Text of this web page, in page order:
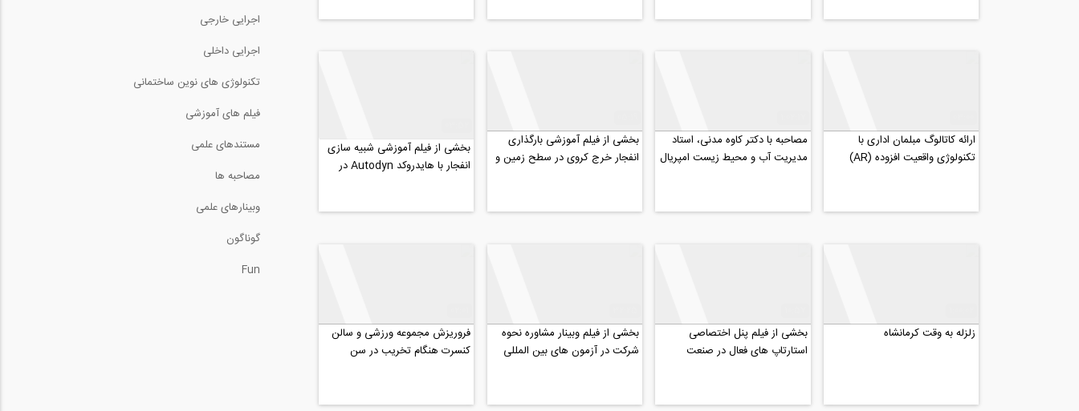
ارائه کاتالوگ مبلمان اداری با
تکنولوژی واقعیت افزوده (AR)
مصاحبه با دکتر کاوه مدنی، استاد
مدیریت آب و محیط زیست امپریال
بخشی از فیلم آموزشی بارگذاری
انفجار خرج کروی در سطح زمین و
بخشی از فیلم آموزشی شبیه سازی
انفجار با هایدروکد Autodyn در
زلزله به وقت کرمانشاه
بخشی از فیلم پنل اختصاصی
استارتاپ های فعال در صنعت
بخشی از فیلم وبينار مشاوره نحوه
شركت در آزمون های بين المللی
فروریزش مجموعه ورزشی و سالن
کنسرت هنگام تخریب در سن
اجرایی خارجی
اجرایی داخلی
تکنولوژی های نوین ساختمانی
فیلم های آموزشی
مستندهای علمی
مصاحبه ها
وبینارهای علمی
گوناگون
Fun